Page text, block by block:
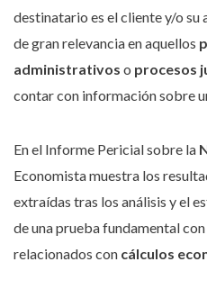
destinatario es el cliente y/o su
de gran relevancia en aquellos
administrativos o procesos
contar con información sobre
En el Informe Pericial sobre la
Economista muestra los
extraídas tras los análisis y el
de una prueba fundamental
relacionados con cálculos